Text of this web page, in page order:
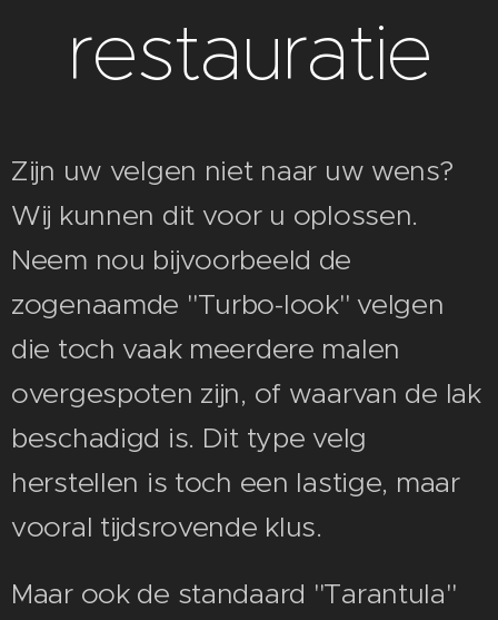
restauratie
Zijn uw velgen niet naar uw wens?
Wij kunnen dit voor u oplossen.
Neem nou bijvoorbeeld de
zogenaamde "Turbo-look" velgen
die toch vaak meerdere malen
overgespoten zijn, of waarvan de lak
beschadigd is. Dit type velg
herstellen is toch een lastige, maar
vooral tijdsrovende klus.
Maar ook de standaard "Tarantula"